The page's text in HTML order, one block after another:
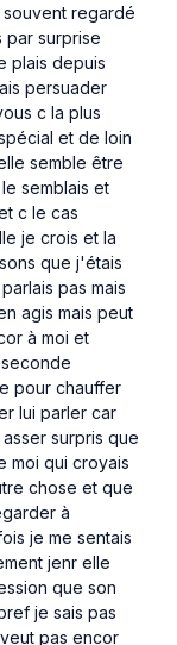
regardé
par surprise
plais depuis
persuader
c la plus
et de loin
semble être
semblais et
c le cas
je crois et la
que j'étais
pas mais
agis mais peut
à moi et
pour chauffer
lui parler car
surpris que
moi qui croyais
chose et que
à
je me sentais
jenr elle
que son
je sais pas
pas encor